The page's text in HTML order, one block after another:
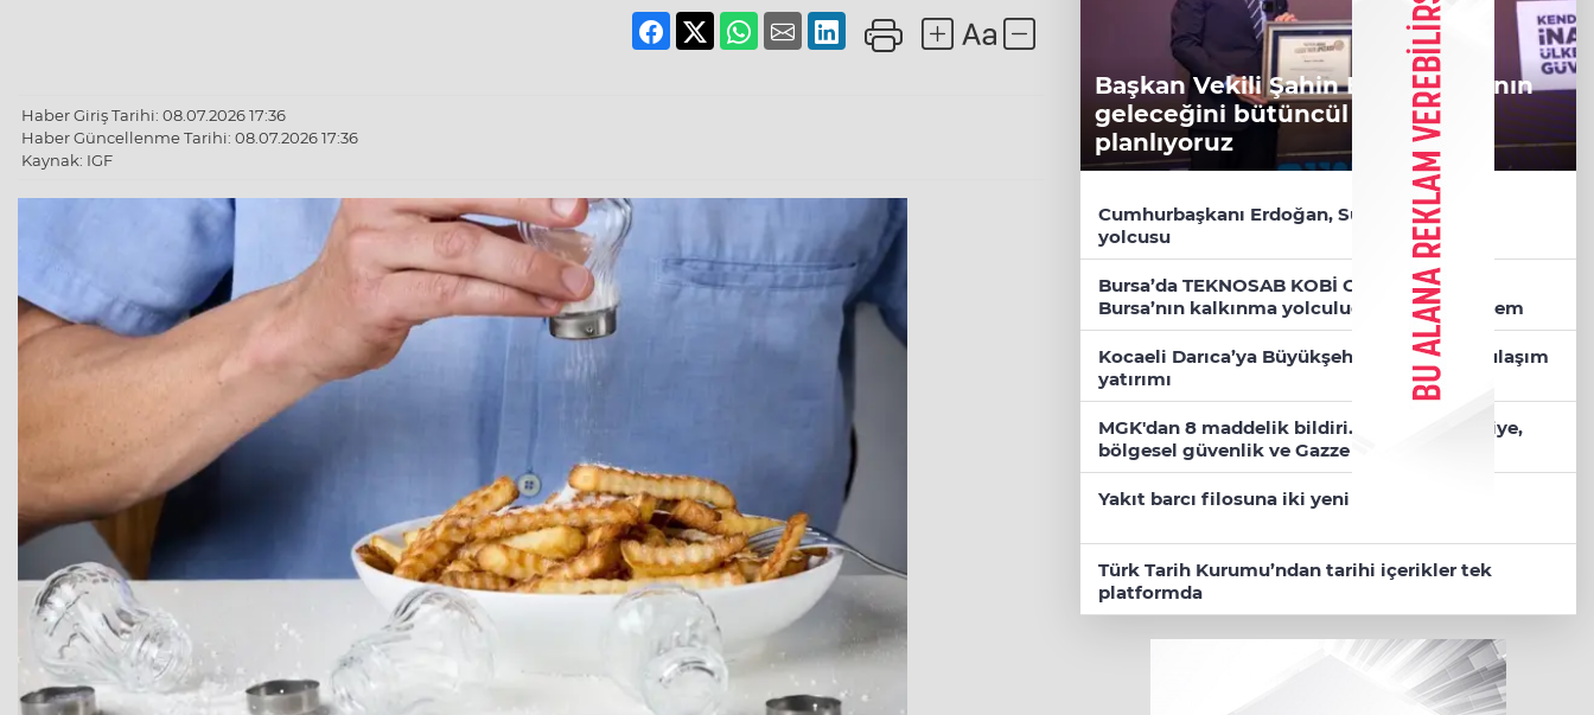
Haber Giriş Tarihi: 08.07.2026 17:36
Haber Güncellenme Tarihi: 08.07.2026 17:36
Kaynak: IGF
Başkan Vekili Şahin Biba: Bursa'nın
geleceğini bütüncül anlayışla
planlıyoruz
Cumhurbaşkanı Erdoğan, Suudi Arabistan
yolcusu
Bursa’da TEKNOSAB KOBİ OSB tanıtıldı...
Bursa’nın kalkınma yolculuğunda yeni dönem
Kocaeli Darıca’ya Büyükşehir'den modern ulaşım
yatırımı
MGK'dan 8 maddelik bildiri... Terörsüz Türkiye,
bölgesel güvenlik ve Gazze mesajı
Yakıt barcı filosuna iki yeni gemi
Türk Tarih Kurumu’ndan tarihi içerikler tek
platformda